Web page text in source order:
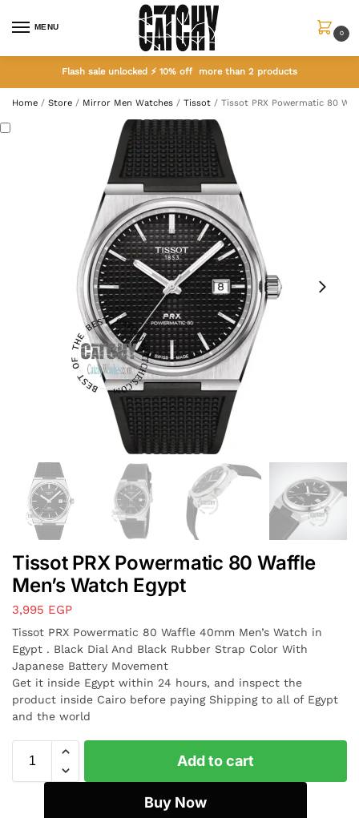
MENU
0
Flash sale unlocked ⚡ 10% off more than 2 products
Home / Store / Mirror Men Watches / Tissot / Tissot PRX Powermatic 80
Tissot PRX Powermatic 80 Waffle
Men’s Watch Egypt
3,995 EGP
Tissot PRX Powermatic 80 Waffle 40mm Men’s Watch in
Egypt . Black Dial And Black Rubber Strap Color With
Japanese Battery Movement
Get it inside Egypt within 24 hours, and inspect the
product inside Cairo before paying Shipping to all of Egypt
and the world
Add to cart
Buy Now